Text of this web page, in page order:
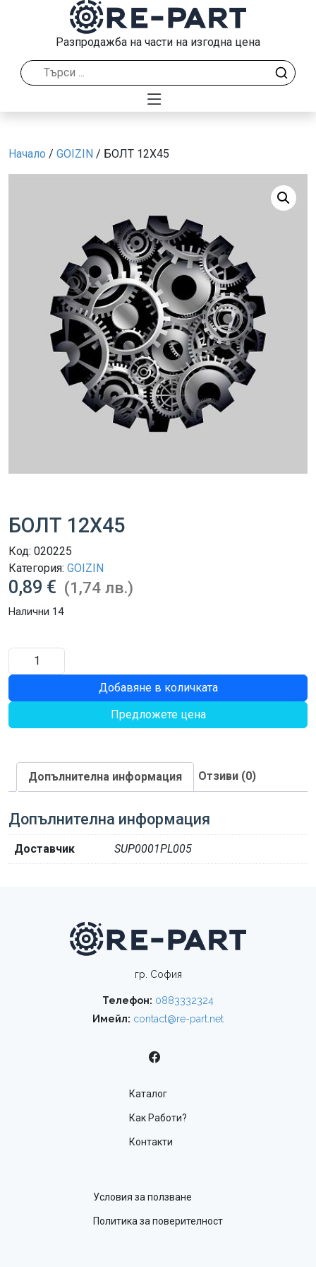
Разпродажба на части на изгодна цена
Начало / GOIZIN / БОЛТ 12Х45
БОЛТ 12Х45
Код: 020225
Категория: GOIZIN
0,89 € (1,74 лв.)
Налични 14
количество
за
12Х45
Добавяне в количката
Предложете цена
Допълнителна информация Отзиви (0)
Допълнителна информация
Доставчик SUP0001PL005
гр. София
Телефон: 0883332324
Имейл: contact@re-part.net
Каталог
Как Работи?
Контакти
Условия за ползване
Политика за поверителност